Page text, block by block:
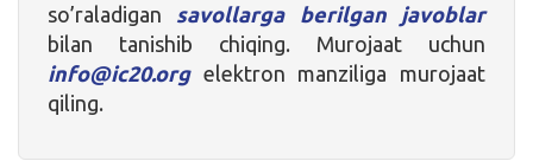
so’raladigan savollarga berilgan javoblar
bilan tanishib chiqing. Murojaat uchun
info@ic20.orgelektron manziliga murojaat
qiling.